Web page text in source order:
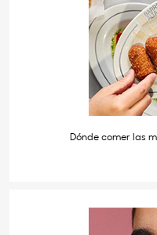
Dónde comer las